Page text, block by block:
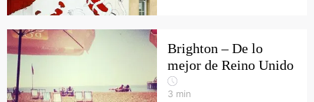
Brighton – De lo
mejor de Reino Unido
3 min